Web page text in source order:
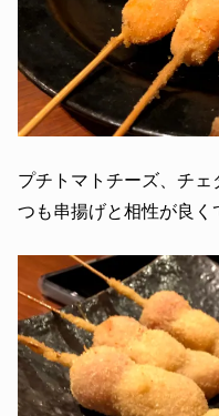
プチトマトチーズ、チ
つも串揚げと相性が良く